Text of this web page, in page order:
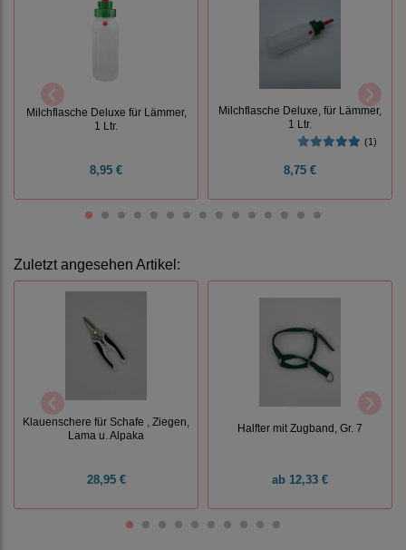
Milchflasche Deluxe für Lämmer,
1 Ltr.
8,95 €
Milchflasche Deluxe, für Lämmer,
1 Ltr.
(1)
8,75 €
Zuletzt angesehen Artikel:
Klauenschere für Schafe , Ziegen,
Lama u. Alpaka
28,95 €
Halfter mit Zugband, Gr. 7
ab 12,33 €